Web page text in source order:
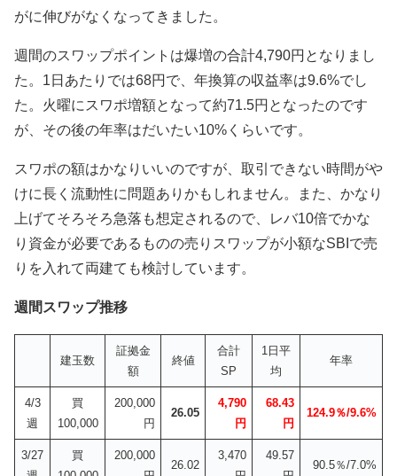
がに伸びがなくなってきました。
週間のスワップポイントは爆増の合計4,790円となりまし
た。1日あたりでは68円で、年換算の収益率は9.6%でし
た。火曜にスワポ増額となって約71.5円となったのです
が、その後の年率はだいたい10%くらいです。
スワポの額はかなりいいのですが、取引できない時間がや
けに長く流動性に問題ありかもしれません。また、かなり
上げてそろそろ急落も想定されるので、レバ10倍でかな
り資金が必要であるものの売りスワップが小額なSBIで売
りを入れて両建ても検討しています。
週間スワップ推移
建玉数
証拠金
額
終値
合計
SP
1日平
均
年率
4/3
週
買
100,000
200,000
円
26.05
4,790
円
68.43
円
124.9％/9.6%
3/27
買
200,000
26.02
3,470
49.57
90.5％/7.0%